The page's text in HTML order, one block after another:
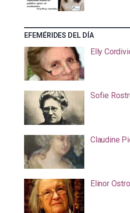
EFEMÉRIDES DEL DÍA
Elly
Sofie
Claudine
Elinor